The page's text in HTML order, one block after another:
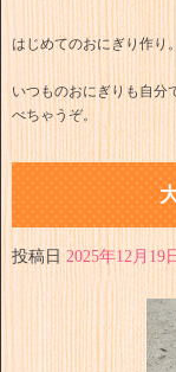
はじめてのおにぎり作り
いつものおにぎりも自分
べちゃうぞ。
投稿日 2025年12月19